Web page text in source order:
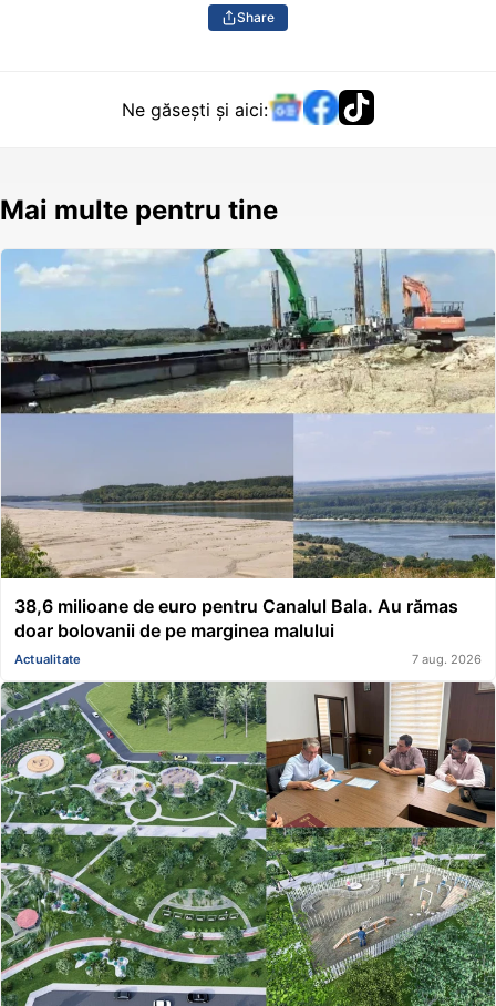
Share
Ne găsești și aici:
Mai multe pentru tine
38,6 milioane de euro pentru Canalul Bala. Au rămas
doar bolovanii de pe marginea malului
Actualitate 7 aug. 2026